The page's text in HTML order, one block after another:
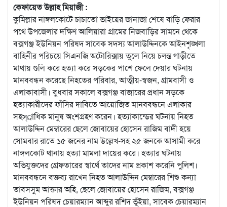
কেফায়েত উল্লাহ মিয়াজী :
কুমিল্লার নাঙ্গলকোটে চাচাতো ভাইয়ের জানাজা শেষে বাড়ি ফেরার
পথে উপজেলার দক্ষিণ আলিয়ারা গ্রামের নিজবাড়ির সামনে থেকে
বক্সগঞ্জ ইউনিয়ন পরিষদ সাবেক সদস্য আলাউদ্দিনকে আইনশৃঙ্খলা
বাহিনীর পরিচয়ে সিএনজি অটোরিক্সায় তুলে নিয়ে চলন্ত গাড়ীতে
মাথায় গুলি করে হত্যা করে সড়কের পাশে ফেলে দেয়ার ঘটনায়
মানববন্ধন করেছে নিহতের পরিবার, আত্মীয়-স্বজন, গ্রামবাসী ও
এলাকাবাসী। বুধবার সকালে বক্সগঞ্জ বাজারের প্রধান সড়কে
হত্যাকারীদের ফাঁসির দাবিতে আয়োজিত মানববন্ধনে এলাকার
সহস্্রাধিক মানুষ অংশগ্রহণ করেন। হত্যাকান্ডের ঘটনায় নিহত
আলাউদ্দিন মেম্বারের ছেলে জোবায়ের হোসেন রাজিম বাদী হয়ে
সোমবার রাতে ১৫ জনের নাম উল্লেখ-সহ ২৫ জনকে আসামী করে
নাঙ্গলকোট থানায় হত্যা মামলা দায়ের করে। হত্যার ঘটনায়
অভিযুক্তদের গ্রেফতারের স্বার্থে তাদের নাম প্রকাশ করেনি পুলিশ।
মানববন্ধনে বক্তব্য রাখেন নিহত আলাউদ্দিন মেম্বারের শিশু কন্যা
তাবসসুম আক্তার অহি, ছেলে জোবায়ের হোসেন রাজিম, বক্সগঞ্জ
ইউনিয়ন পরিষদ চেয়ারম্যান আব্দুর রশিদ ভূঁইয়া, সাবেক চেয়ারম্যান